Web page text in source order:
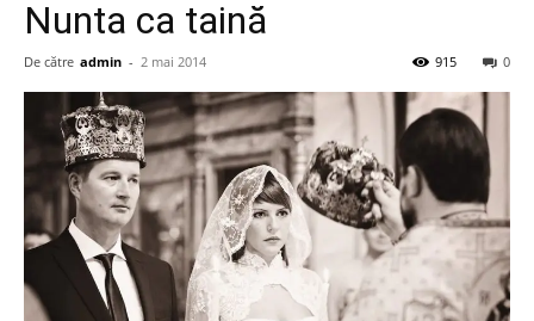
Nunta ca taină
De către admin - 2 mai 2014 0
915